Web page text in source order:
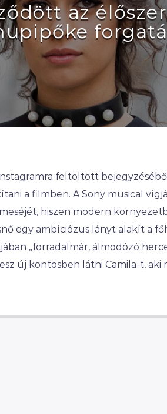
az
feltöltött
a filmben. A Sony musical
hiszen modern
egy ambíciózus lányt alakít a
„forradalmár, álmodózó
új köntösben látni Camila-t, aki